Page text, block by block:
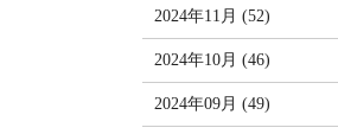
2024年11月 (52)
2024年10月 (46)
2024年09月 (49)